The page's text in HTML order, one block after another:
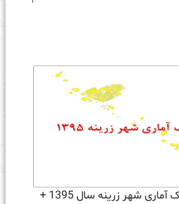
نقشه شیپ فایل بلوک آماری شهر زرینه سال 1395 +